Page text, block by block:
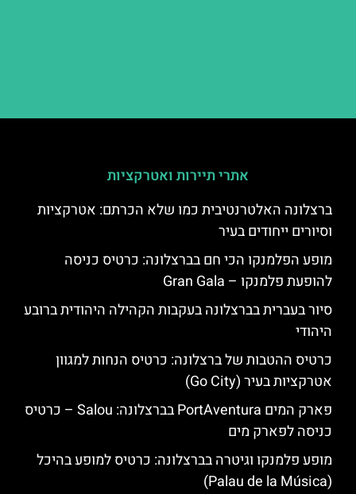
אתרי תיירות ואטרקציות
ברצלונה האלטרנטיבית כמו שלא הכרתם: אטרקציות
וסיורים ייחודים בעיר
מופע הפלמנקו הכי חם בברצלונה: כרטיס כניסה
להופעת פלמנקו – Gran Gala
סיור בעברית בברצלונה בעקבות הקהילה היהודית ברובע
היהודי
כרטיס ההטבות של ברצלונה: כרטיס הנחות למגוון
אטרקציות בעיר (Go City)
פארק המים PortAventura בברצלונה: Salou – כרטיס
כניסה לפארק מים
מופע פלמנקו וגיטרה בברצלונה: כרטיס למופע בהיכל
(Palau de la Música)